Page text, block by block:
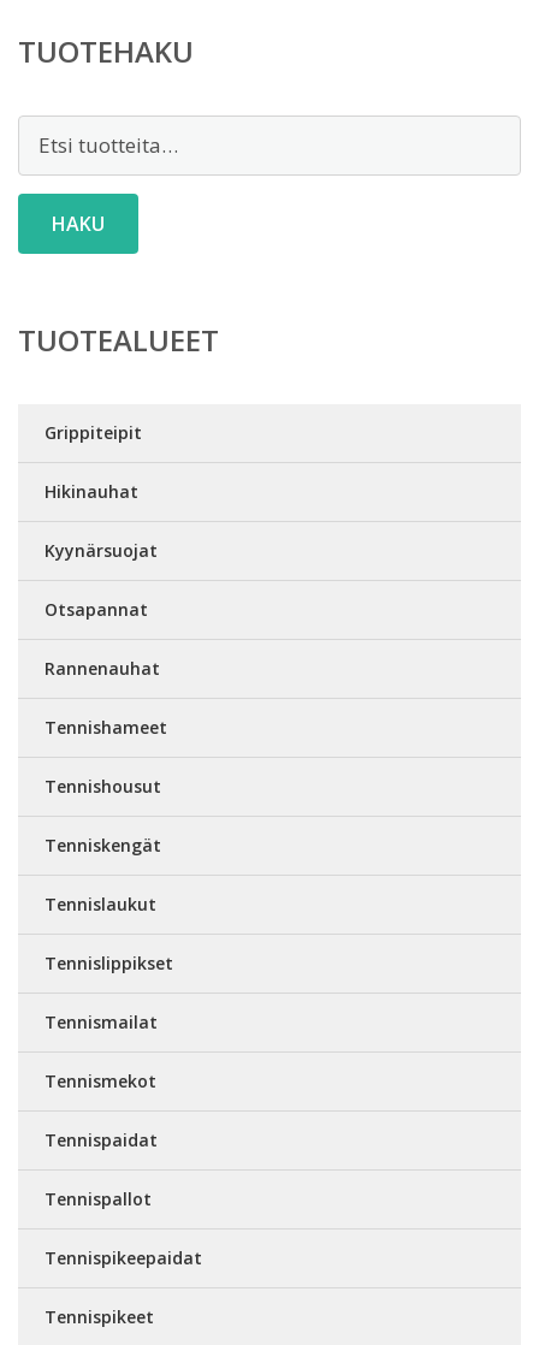
TUOTEHAKU
Etsi:
HAKU
TUOTEALUEET
Grippiteipit
Hikinauhat
Kyynärsuojat
Otsapannat
Rannenauhat
Tennishameet
Tennishousut
Tenniskengät
Tennislaukut
Tennislippikset
Tennismailat
Tennismekot
Tennispaidat
Tennispallot
Tennispikeepaidat
Tennispikeet